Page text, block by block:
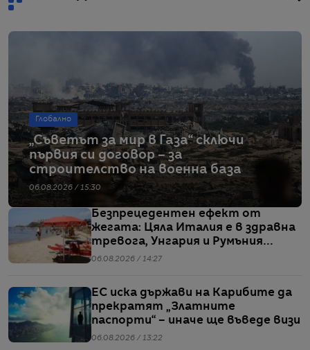
Глобално
„Съветът за мир в Газа“ сключи
първия си договор – за
строителство на военна база
06.08.2026 / 15:30
Безпрецедентен ефект от
жегата: Цяла Италия е в здравна
тревога, Унгария и Румъния
пестят електричество
06.08.2026 / 14:27
ЕС иска държави на Карибите да
прекратят „Златните
паспорти“ – иначе ще въведе визи
06.08.2026 / 13:22